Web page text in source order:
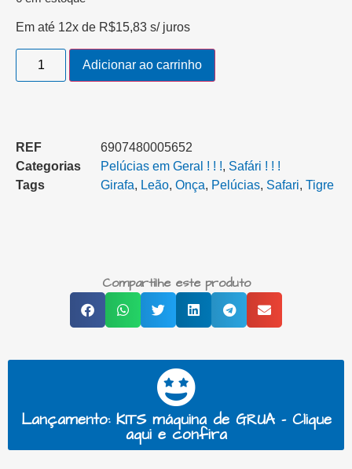
Em até 12x de R$15,83 s/ juros
Adicionar ao carrinho
REF
6907480005652
Categorias
Pelúcias em Geral ! ! !, Safári ! ! !
Tags
Girafa, Leão, Onça, Pelúcias, Safari, Tigre
Compartilhe este produto
Lançamento: KITS máquina de GRUA - Clique
aqui e confira